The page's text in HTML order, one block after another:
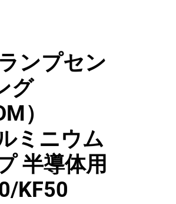
ンプセン
グ
）
ミニウム
半導体用
KF50